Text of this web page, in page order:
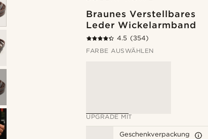
Braunes Verstellbares
Leder Wickelarmband
4.5 (354)
FARBE AUSWÄHLEN
UPGRADE MIT
Geschenkverpackung